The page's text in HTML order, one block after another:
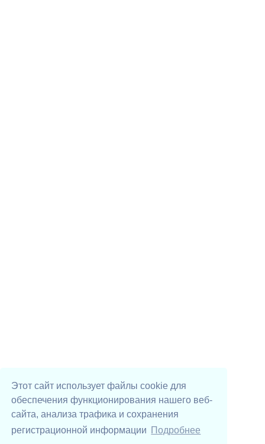
Этот сайт использует файлы cookie для
обеспечения функционирования нашего веб-
сайта, анализа трафика и сохранения
регистрационной информации
Подробнее